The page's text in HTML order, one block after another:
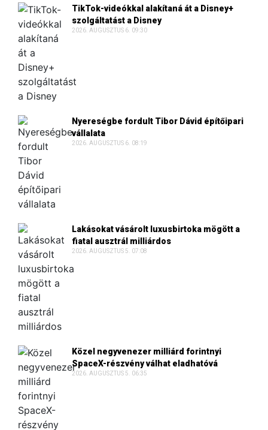
TikTok-videókkal alakítaná át a Disney+
szolgáltatást a Disney
2026. AUGUSZTUS 6. 09:30
Nyereségbe fordult Tibor Dávid építőipari
vállalata
2026. AUGUSZTUS 6. 08:19
Lakásokat vásárolt luxusbirtoka mögött a
fiatal ausztrál milliárdos
2026. AUGUSZTUS 5. 07:08
Közel negyvenezer milliárd forintnyi
SpaceX-részvény válhat eladhatóvá
2026. AUGUSZTUS 5. 06:35